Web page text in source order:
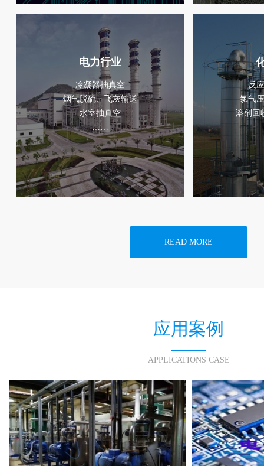
电力行业
冷凝器抽真空
烟气脱硫、飞灰输送
水室抽真空
……
...
反
氯气
溶剂回
READ MORE
应用案例
APPLICATIONS CASE